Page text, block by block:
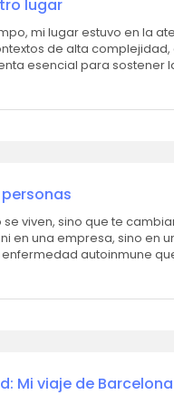
lugar
de alta
esencial para sostener
en una empresa, sino en
autoinmune
Mi viaje de